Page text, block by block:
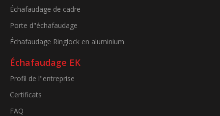
Échafaudage de cadre
Porte d"échafaudage
Échafaudage Ringlock en aluminium
Échafaudage EK
Profil de l"entreprise
Certificats
FAQ